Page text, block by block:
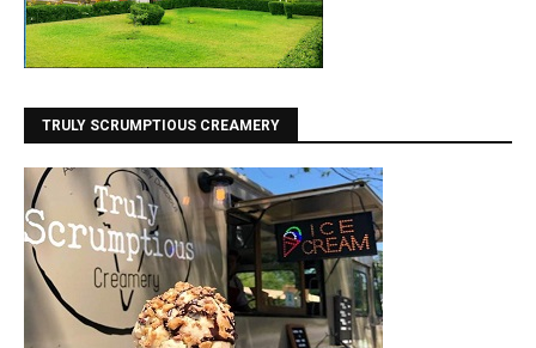
TRULY SCRUMPTIOUS CREAMERY